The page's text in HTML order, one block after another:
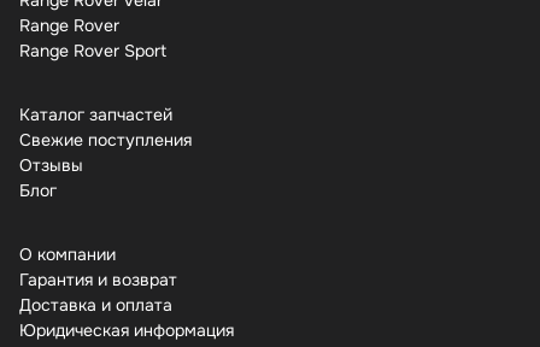
Range Rover
Range Rover Sport
Каталог запчастей
Свежие поступления
Отзывы
Бло
О компании
Гарантия и возврат
Доставка и оплата
Юридическая информация